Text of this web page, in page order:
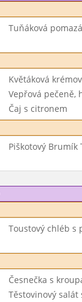
Tuňáková
Květáková
Vepřová pečeně,
Čaj s citronem
Piškotový Brumík
Toustový chléb s
Česnečka s
Těstovinový